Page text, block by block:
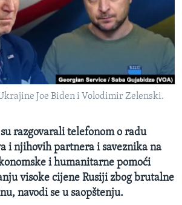
Joe Biden i Volodimir Zelenski.
razgovarali telefonom o radu
i njihovih partnera i saveznika na
i humanitarne pomoći
visoke cijene Rusiji zbog brutalne
navodi se u saopštenju.